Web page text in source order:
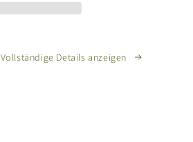
Vollständige Details anzeigen